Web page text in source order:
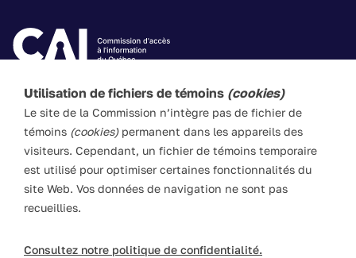
Utilisation de fichiers de témoins (cookies)
Le site de la Commission n’intègre pas de fichier de
témoins (cookies)permanent dans les appareils des
visiteurs. Cependant, un fichier de témoins temporaire
est utilisé pour optimiser certaines fonctionnalités du
site Web. Vos données de navigation ne sont pas
recueillies.
Consultez notre politique de confidentialité.
Les textes de ce site Web visent à vulgariser les lois
applicables. Ils n’ont pas force de loi. En cas de divergence
entre l’information du site et les textes législatifs, ces
derniers prévalent en toute circonstance.
POLITIQUE LINGUISTIQUE
DROITS D'AUTEUR